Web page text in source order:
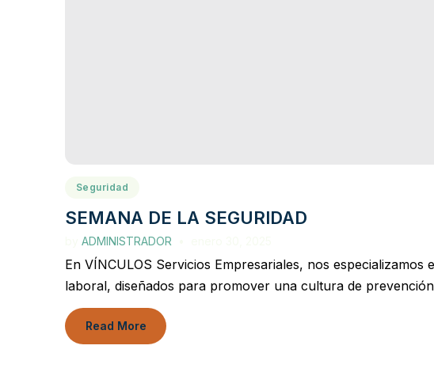
Seguridad
SEMANA DE LA SEGURIDAD
ADMINISTRADOR
En VÍNCULOS Servicios Empresariales, nos
laboral, diseñados para promover una cultura de
Read More